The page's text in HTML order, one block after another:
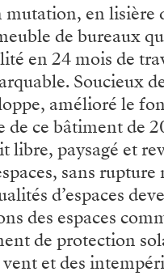
en lisière
de bureaux
en 24 mois de
Soucieux
amélioré le
ce bâtiment de
libre, paysagé et
sans rupture
d’espaces
des espaces
de protection
et des